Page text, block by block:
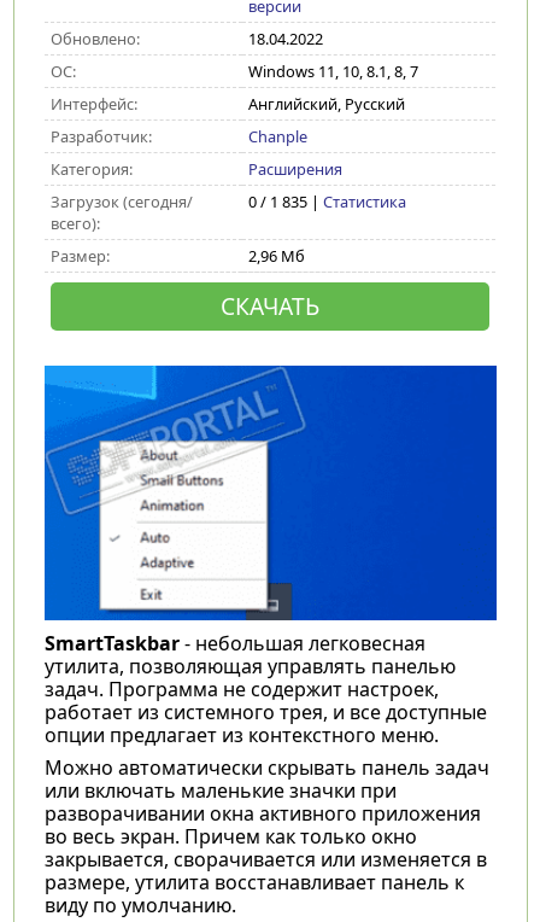
версии
Обновлено:
18.04.2022
ОС:
Windows 11, 10, 8.1, 8, 7
Интерфейс:
Английский, Русский
Разработчик:
Chanple
Категория:
Расширения
Загрузок (сегодня/
всего):
0 / 1 835 | Статистика
Размер: 2,96 Мб
СКАЧАТЬ
SmartTaskbar- небольшая легковесная
утилита, позволяющая управлять панелью
задач. Программа не содержит настроек,
работает из системного трея, и все доступные
опции предлагает из контекстного меню.
Можно автоматически скрывать панель задач
или включать маленькие значки при
разворачивании окна активного приложения
во весь экран. Причем как только окно
закрывается, сворачивается или изменяется в
размере, утилита восстанавливает панель к
виду по умолчанию.